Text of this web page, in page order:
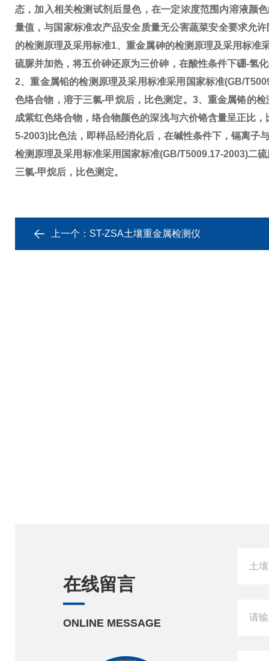
态，加入相关检测试剂后显色，在一定浓度范围内溶液颜
量值，与国家标准农产品安全质量无公害蔬菜安全要求允
的检测原理及采用标准1、重金属砷的检测原理及采用标准
硫脲并加热，将五价砷还原为三价砷，在酸性条件下硼-氢
2、重金属铅的检测原理及采用标准采用国家标准(GB/
色络合物，溶于三氯-甲烷后，比色测定。 3、重金属铬的
成紫红色络合物，络合物颜色的深浅与六价铬含量呈正比
5-2003)比色法，即样品经消化后，在碱性条件下，镉离子
检测原理及采用标准采用国家标准(GB/T5009.17-2003)二
三氯-甲烷后，比色测定。
上一个： ST-ZSA土壤重金属检测仪
在线留言
ONLINE MESSAGE